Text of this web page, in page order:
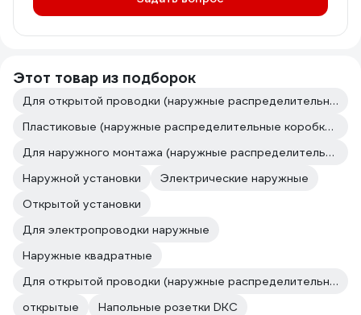
Этот товар из подборок
Для открытой проводки (наружные распределительные коробки открытой установки)
Пластиковые (наружные распределительные коробки открытой установки)
Для наружного монтажа (наружные распределительные коробки открытой установки)
Наружной установки
Электрические наружные
Открытой установки
Для электропроводки наружные
Наружные квадратные
Для открытой проводки (наружные распределительные коробки открытой установки)
открытые
Напольные розетки DKC